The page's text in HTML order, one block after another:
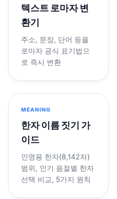
텍스트 로마자 변
환기
주소, 문장, 단어 등을
로마자 공식 표기법으
로 즉시 변환
MEANING
한자 이름 짓기 가
이드
인명용 한자(8,142자)
범위, 인기 음절별 한자
선택 비교, 5가지 원칙